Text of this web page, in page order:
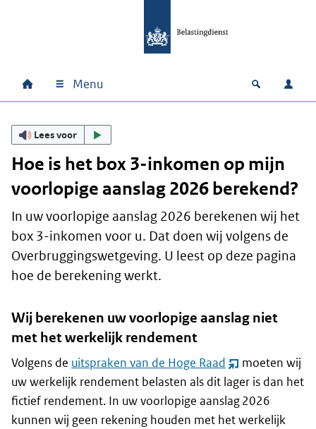
Hoofdnavigatie
Home Menu Open
Lees voor
Hoe is het box 3-inkomen op mijn
voorlopige aanslag 2026 berekend?
In uw voorlopige aanslag 2026 berekenen wij het
box 3-inkomen voor u. Dat doen wij volgens de
Overbruggingswetgeving. U leest op deze pagina
hoe de berekening werkt.
Wij berekenen uw voorlopige aanslag niet
met het werkelijk rendement
Volgens de uitspraken van de Hoge Raad (opent
nieuw
venster)
moeten wij
uw werkelijk rendement belasten als dit lager is dan het
fictief rendement. In uw voorlopige aanslag 2026
kunnen wij geen rekening houden met het werkelijk